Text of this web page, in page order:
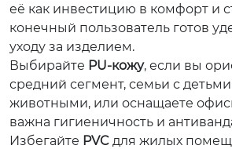
её как инвестицию в комфорт и
конечный пользователь готов
уходу за изделием.
Выбирайте PU-кожу, если вы
средний сегмент, семьи с
животными, или оснащаете
важна гигиеничность и
Избегайте PVC для жилых